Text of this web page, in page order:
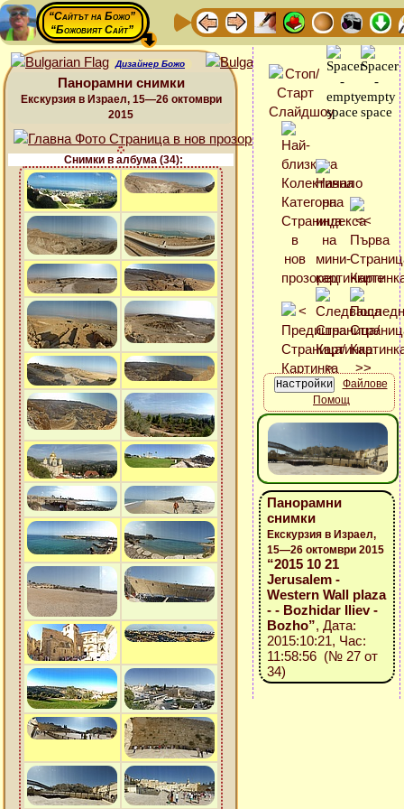
“Сайтът на Божо”
“Божовият Сайт”
Дизайнер Божо
Панорамни снимки
Екскурзия в Израел, 15—26 октомври
2015
Снимки в албума (34):
Файлове
Помощ
Панорамни
снимки
Екскурзия в Израел,
15—26 октомври 2015
“2015 10 21
Jerusalem -
Western Wall plaza
- - Bozhidar Iliev -
Bozho”, Дата:
2015:10:21, Час:
11:58:56 (№ 27 от
34)